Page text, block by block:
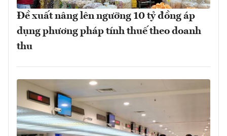
Đề xuất nâng lên ngưỡng 10 tỷ đồng áp
dụng phương pháp tính thuế theo doanh
thu